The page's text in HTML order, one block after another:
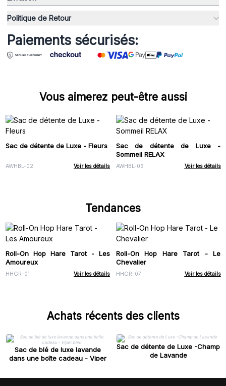
Politique de Retour
Paiements sécurisés:
Vous aimerez peut-être aussi
Sac de détente de Luxe - Fleurs
AWHBL-02 Voir les détails
Sac de détente de Luxe -
Sommeil RELAX
AWHBL-06 Voir les détails
Tendances
Roll-On Hop Hare Tarot - Les
Amoureux
HHGR-01 Voir les détails
Roll-On Hop Hare Tarot - Le
Chevalier
HHGR-07 Voir les détails
Achats récents des clients
Sac de blé de luxe lavande
dans une boîte cadeau - Viper
Sac de détente de Luxe -Champ
de Lavande